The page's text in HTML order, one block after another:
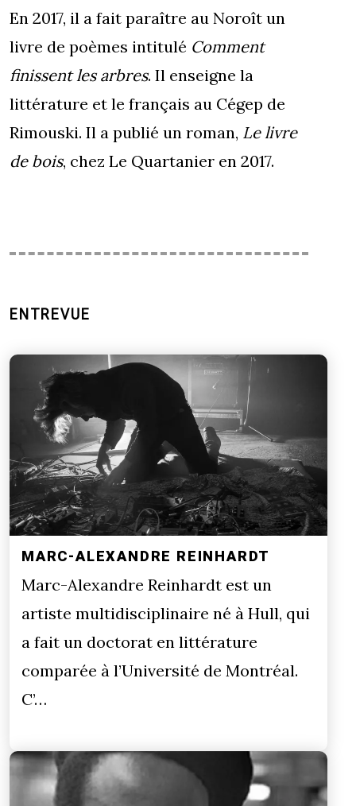
En 2017, il a fait paraître au Noroît un
livre de poèmes intitulé Comment
finissent les arbres. Il enseigne la
littérature et le français au Cégep de
Rimouski. Il a publié un roman, Le livre
de bois, chez Le Quartanier en 2017.
ENTREVUE
MARC-ALEXANDRE REINHARDT
Marc-Alexandre Reinhardt est un
artiste multidisciplinaire né à Hull, qui
a fait un doctorat en littérature
comparée à l’Université de Montréal.
C’…